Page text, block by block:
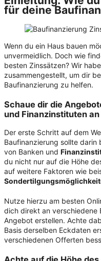
für deine
Wenn du ein Haus bauen
unvermeidlich. Doch wie
besten Zinssätzen? Wir
zusammengestellt, um dir
Baufinanzierung zu helfen.
Schaue dir die
und Finanzinstituten
Der erste Schritt auf dem
Baufinanzierung sollte
von Banken und
du nicht nur auf die Höhe
auf weitere Faktoren wie
Nutze hierzu am besten
dich direkt an verschiedene
Angebot erstellen. Achte
Basis derselben Eckdaten
verschiedenen Offerten